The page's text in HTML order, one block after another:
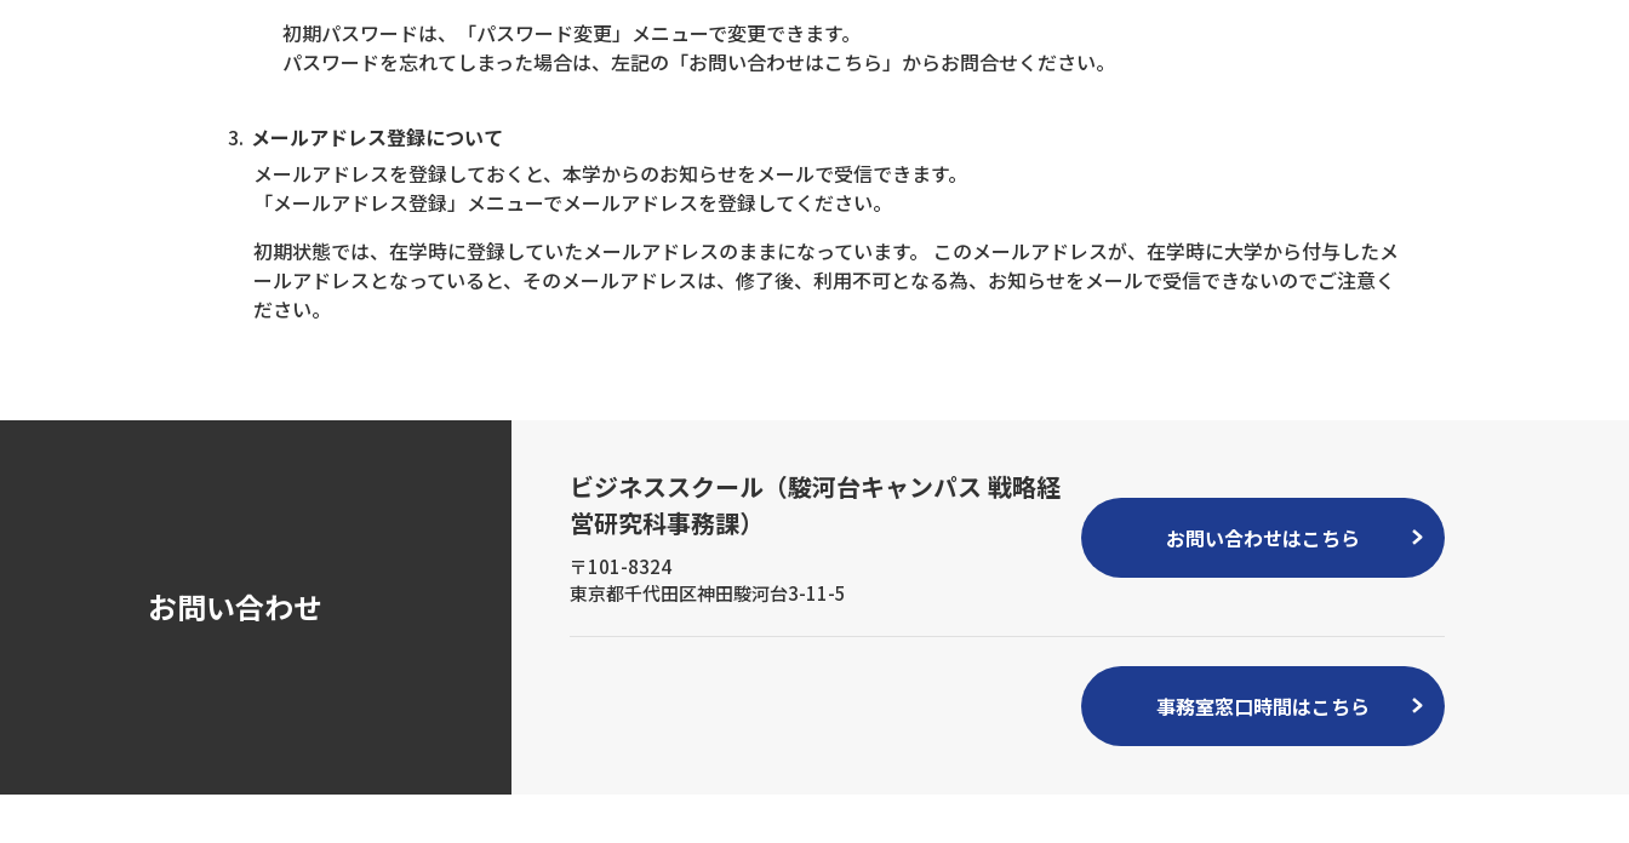
初期パスワードは、「パスワード変更」メニューで変更できます。
パスワードを忘れてしまった場合は、左記の「お問い合わせはこちら」からお問合せください。
メールアドレス登録について
メールアドレスを登録しておくと、本学からのお知らせをメールで受信できます。
「メールアドレス登録」メニューでメールアドレスを登録してください。
初期状態では、在学時に登録していたメールアドレスのままになっています。 このメールアドレスが、在学時に大学から付与したメ
ールアドレスとなっていると、そのメールアドレスは、修了後、利用不可となる為、お知らせをメールで受信できないのでご注意く
ださい。
お問い合わせ
ビジネススクール（駿河台キャンパス 戦略経
営研究科事務課）
〒101-8324
東京都千代田区神田駿河台3-11-5
お問い合わせはこちら
事務室窓口時間はこちら